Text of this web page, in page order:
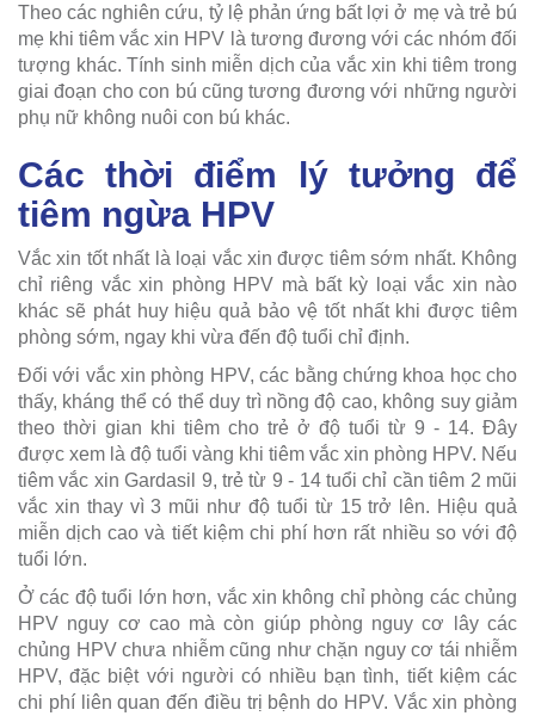
Theo các nghiên cứu, tỷ lệ phản ứng bất lợi ở mẹ và trẻ bú
mẹ khi tiêm vắc xin HPV là tương đương với các nhóm đối
tượng khác. Tính sinh miễn dịch của vắc xin khi tiêm trong
giai đoạn cho con bú cũng tương đương với những người
phụ nữ không nuôi con bú khác.
Các thời điểm lý tưởng để
tiêm ngừa HPV
Vắc xin tốt nhất là loại vắc xin được tiêm sớm nhất. Không
chỉ riêng vắc xin phòng HPV mà bất kỳ loại vắc xin nào
khác sẽ phát huy hiệu quả bảo vệ tốt nhất khi được tiêm
phòng sớm, ngay khi vừa đến độ tuổi chỉ định.
Đối với vắc xin phòng HPV, các bằng chứng khoa học cho
thấy, kháng thể có thể duy trì nồng độ cao, không suy giảm
theo thời gian khi tiêm cho trẻ ở độ tuổi từ 9 - 14. Đây
được xem là độ tuổi vàng khi tiêm vắc xin phòng HPV. Nếu
tiêm vắc xin Gardasil 9, trẻ từ 9 - 14 tuổi chỉ cần tiêm 2 mũi
vắc xin thay vì 3 mũi như độ tuổi từ 15 trở lên. Hiệu quả
miễn dịch cao và tiết kiệm chi phí hơn rất nhiều so với độ
tuổi lớn.
Ở các độ tuổi lớn hơn, vắc xin không chỉ phòng các chủng
HPV nguy cơ cao mà còn giúp phòng nguy cơ lây các
chủng HPV chưa nhiễm cũng như chặn nguy cơ tái nhiễm
HPV, đặc biệt với người có nhiều bạn tình, tiết kiệm các
chi phí liên quan đến điều trị bệnh do HPV. Vắc xin phòng